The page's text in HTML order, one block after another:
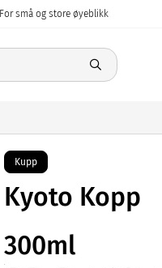
For små og store øyeblikk
Kupp
Kyoto Kopp
300ml